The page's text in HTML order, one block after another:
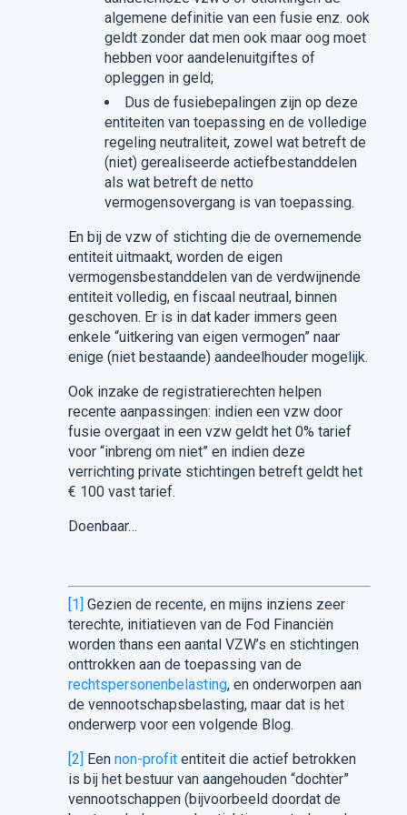
algemene definitie van een fusie enz. ook
geldt zonder dat men ook maar oog moet
hebben voor aandelenuitgiftes of
opleggen in geld;
Dus de fusiebepalingen zijn op deze
entiteiten van toepassing en de volledige
regeling neutraliteit, zowel wat betreft de
(niet) gerealiseerde actiefbestanddelen
als wat betreft de netto
vermogensovergang is van toepassing.
En bij de vzw of stichting die de overnemende
entiteit uitmaakt, worden de eigen
vermogensbestanddelen van de verdwijnende
entiteit volledig, en fiscaal neutraal, binnen
geschoven. Er is in dat kader immers geen
enkele “uitkering van eigen vermogen” naar
enige (niet bestaande) aandeelhouder mogelijk.
Ook inzake de registratierechten helpen
recente aanpassingen: indien een vzw door
fusie overgaat in een vzw geldt het 0% tarief
voor “inbreng om niet” en indien deze
verrichting private stichtingen betreft geldt het
€ 100 vast tarief.
Doenbaar…
[1] Gezien de recente, en mijns inziens zeer
terechte, initiatieven van de Fod Financiën
worden thans een aantal VZW’s en stichtingen
onttrokken aan de toepassing van de
rechtspersonenbelasting, en onderworpen aan
de vennootschapsbelasting, maar dat is het
onderwerp voor een volgende Blog.
[2] Een non-profitentiteit die actief betrokken
is bij het bestuur van aangehouden “dochter”
vennootschappen (bijvoorbeeld doordat de